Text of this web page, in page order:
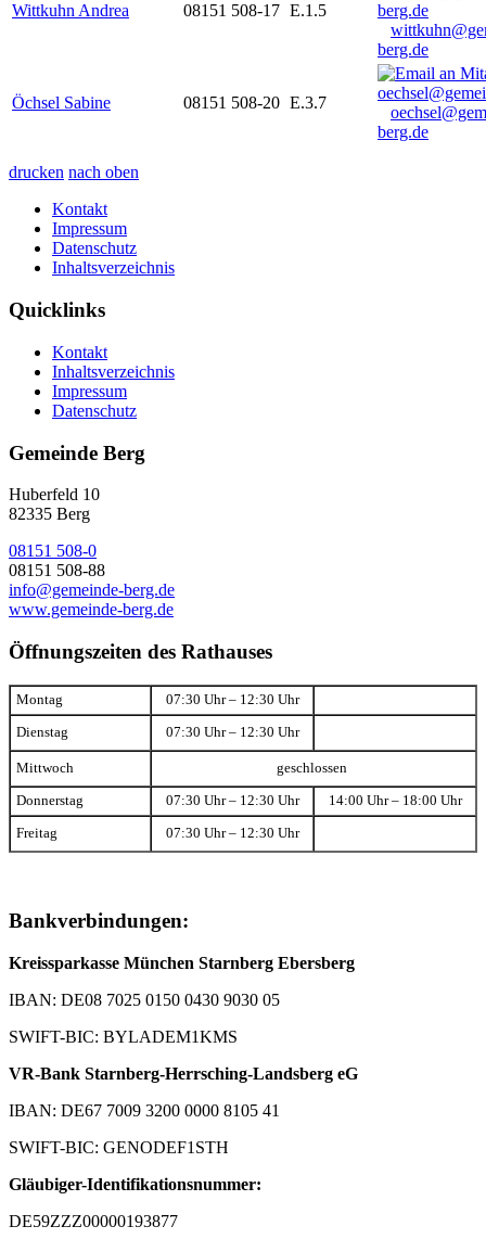
Wittkuhn Andrea 08151 508-17 E.1.5
berg.de
Öchsel Sabine 08151 508-20 E.3.7
berg.de
drucken nach oben
Kontakt
Impressum
Datenschutz
Inhaltsverzeichnis
Quicklinks
Kontakt
Inhaltsverzeichnis
Impressum
Datenschutz
Gemeinde Berg
Huberfeld 10
82335 Berg
08151 508-0
08151 508-88
info@gemeinde-berg.de
www.gemeinde-berg.de
Öffnungszeiten des Rathauses
Montag 07:30 Uhr – 12:30 Uhr
Dienstag 07:30 Uhr – 12:30 Uhr
Mittwoch geschlossen
Donnerstag 07:30 Uhr – 12:30 Uhr 14:00 Uhr – 18:00 Uhr
Freitag 07:30 Uhr – 12:30 Uhr
Bankverbindungen:
Kreissparkasse München Starnberg Ebersberg
IBAN: DE08 7025 0150 0430 9030 05
SWIFT-BIC: BYLADEM1KMS
VR-Bank Starnberg-Herrsching-Landsberg eG
IBAN: DE67 7009 3200 0000 8105 41
SWIFT-BIC: GENODEF1STH
Gläubiger-Identifikationsnummer:
DE59ZZZ00000193877